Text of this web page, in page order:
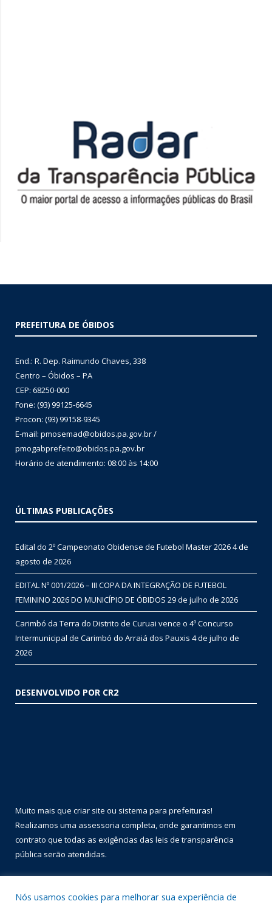
PREFEITURA DE ÓBIDOS
End.: R. Dep. Raimundo Chaves, 338
Centro – Óbidos – PA
CEP: 68250-000
Fone: (93) 99125-6645
Procon: (93) 99158-9345
E-mail: pmosemad@obidos.pa.gov.br /
pmogabprefeito@obidos.pa.gov.br
Horário de atendimento: 08:00 às 14:00
ÚLTIMAS PUBLICAÇÕES
Edital do 2º Campeonato Obidense de Futebol Master 20264 de
agosto de 2026
EDITAL Nº 001/2026 – III COPA DA INTEGRAÇÃO DE FUTEBOL
FEMININO 2026 DO MUNICÍPIO DE ÓBIDOS 29 de julho de 2026
Carimbó da Terra do Distrito de Curuai vence o 4º Concurso
Intermunicipal de Carimbó do Arraiá dos Pauxis 4 de julho de
2026
DESENVOLVIDO POR CR2
Muito mais que criar site ou sistema para prefeituras!
Realizamos uma assessoria completa, onde garantimos em
contrato que todas as exigências das leis de transparência
pública serão atendidas.
Nós usamos cookies para melhorar sua experiência de